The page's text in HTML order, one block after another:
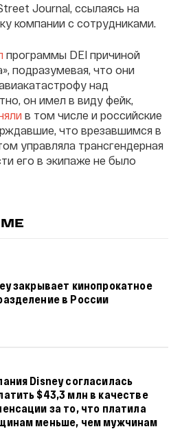
Journal, ссылаясь на
компании с сотрудниками.
программы DEI причиной
подразумевая, что они
над
он имел в виду фейк,
в том числе и российские
что врезавшимся в
управляла трансгендерная
его в экипаже не было
закрывает кинопрокатное
в России
Disney согласилась
$43,3 млн в качестве
за то, что платила
меньше, чем мужчинам